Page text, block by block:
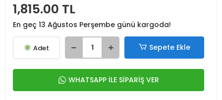
1,815.00 TL
En geç 13 Ağustos Perşembe günü kargoda!
Adet Sepete Ekle
WHATSAPP İLE SİPARİŞ VER